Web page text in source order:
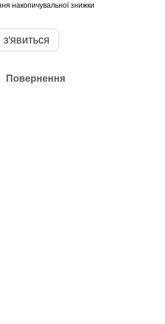
накопичувальної знижки
Повернення